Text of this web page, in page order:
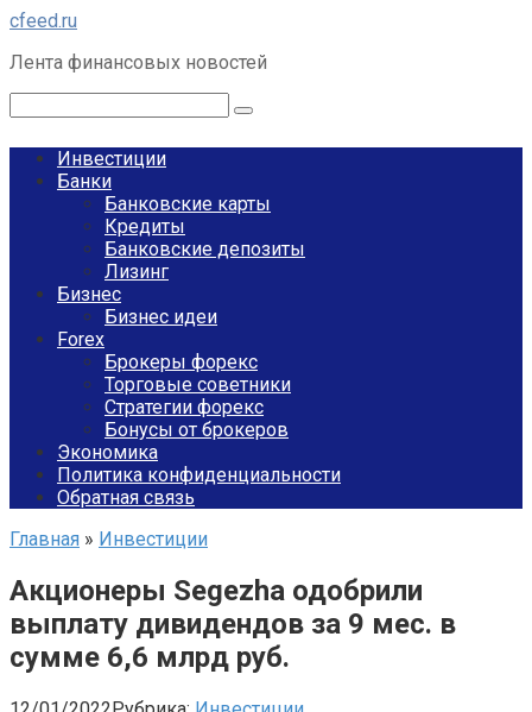
Перейти
контенту
cfeed.ru
Лента финансовых новостей
Инвестиции
Банки
Банковские карты
Кредиты
Банковские депозиты
Лизинг
Бизнес
Бизнес идеи
Forex
Брокеры форекс
Торговые советники
Стратегии форекс
Бонусы от брокеров
Экономика
Политика конфиденциальности
Обратная связь
Главная » Инвестиции
Акционеры Segezha одобрили
выплату дивидендов за 9 мес. в
сумме 6,6 млрд руб.